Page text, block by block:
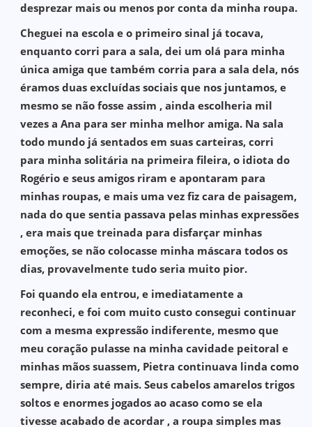
desprezar mais ou menos por conta da minha roupa.
Cheguei na escola e o primeiro sinal já tocava,
enquanto corri para a sala, dei um olá para minha
única amiga que também corria para a sala dela, nós
éramos duas excluídas sociais que nos juntamos, e
mesmo se não fosse assim , ainda escolheria mil
vezes a Ana para ser minha melhor amiga. Na sala
todo mundo já sentados em suas carteiras, corri
para minha solitária na primeira fileira, o idiota do
Rogério e seus amigos riram e apontaram para
minhas roupas, e mais uma vez fiz cara de paisagem,
nada do que sentia passava pelas minhas expressões
, era mais que treinada para disfarçar minhas
emoções, se não colocasse minha máscara todos os
dias, provavelmente tudo seria muito pior.
Foi quando ela entrou, e imediatamente a
reconheci, e foi com muito custo consegui continuar
com a mesma expressão indiferente, mesmo que
meu coração pulasse na minha cavidade peitoral e
minhas mãos suassem, Pietra continuava linda como
sempre, diria até mais. Seus cabelos amarelos trigos
soltos e enormes jogados ao acaso como se ela
tivesse acabado de acordar , a roupa simples mas